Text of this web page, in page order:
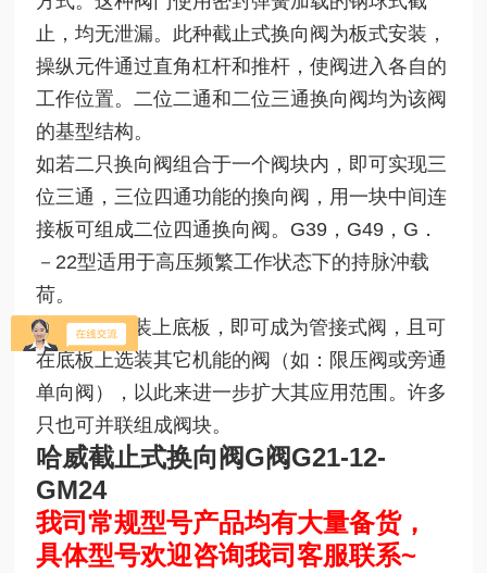
止，均无泄漏。此种截止式换向阀为板式安装，
操纵元件通过直角杠杆和推杆，使阀进入各自的
工作位置。二位二通和二位三通换向阀均为该阀
的基型结构。
如若二只换向阀组合于一个阀块内，即可实现三
位三通，三位四通功能的換向阀，用一块中间连
接板可组成二位四通换向阀。G39，G49，G．
－22型适用于高压频繁工作状态下的持脉沖载
荷。
此种阀装上底板，即可成为管接式阀，且可
在底板上选装其它机能的阀（如：限压阀或旁通
单向阀），以此来进一步扩大其应用范围。许多
只也可并联组成阀块。
哈威截止式换向阀G阀G21-12-
GM24
我司常规型号产品均有大量备货，
具体型号欢迎咨询我司客服联系~